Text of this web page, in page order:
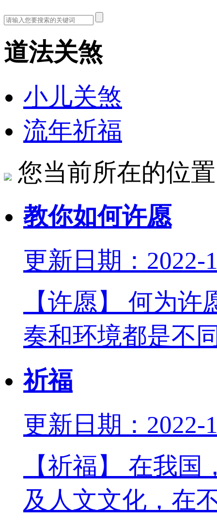
道法关煞
小儿关煞
流年祈福
您当前所在的位
教你如何许愿
更新日期：2022-
【许愿】 何为
奏和环境都是不
祈福
更新日期：2022-
【祈福】 在我
及人文文化，在